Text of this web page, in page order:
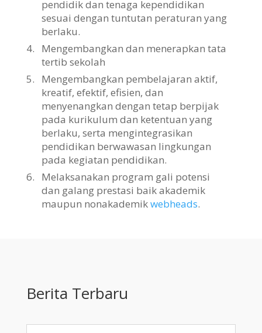
pendidik dan tenaga kependidikan
sesuai dengan tuntutan peraturan yang
berlaku.
4.
Mengembangkan dan menerapkan tata
tertib sekolah
5.
Mengembangkan pembelajaran aktif,
kreatif, efektif, efisien, dan
menyenangkan dengan tetap berpijak
pada kurikulum dan ketentuan yang
berlaku, serta mengintegrasikan
pendidikan berwawasan lingkungan
pada kegiatan pendidikan.
6.
Melaksanakan program gali potensi
dan galang prestasi baik akademik
maupun nonakademikwebheads.
Berita Terbaru